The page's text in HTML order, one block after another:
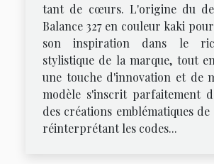
tant de cœurs. L'origine du
Balance 327 en couleur kaki
son inspiration dans le
stylistique de la marque, tout
une touche d'innovation et de
modèle s'inscrit parfaitement
des créations emblématiques de
réinterprétant les codes...